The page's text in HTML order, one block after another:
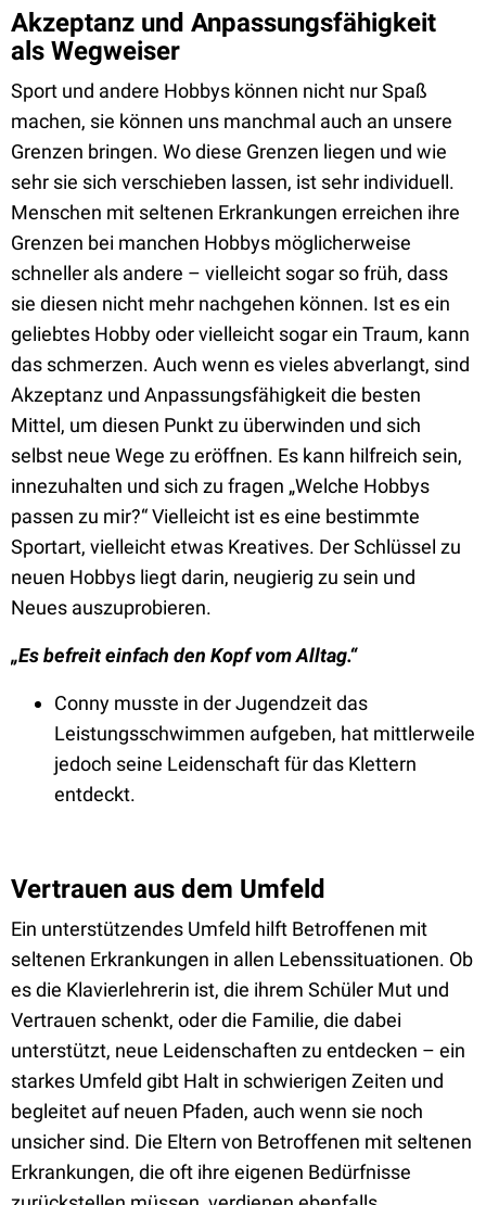
Akzeptanz und Anpassungsfähigkeit
als Wegweiser
Sport und andere Hobbys können nicht nur Spaß
machen, sie können uns manchmal auch an unsere
Grenzen bringen. Wo diese Grenzen liegen und wie
sehr sie sich verschieben lassen, ist sehr individuell.
Menschen mit seltenen Erkrankungen erreichen ihre
Grenzen bei manchen Hobbys möglicherweise
schneller als andere – vielleicht sogar so früh, dass
sie diesen nicht mehr nachgehen können. Ist es ein
geliebtes Hobby oder vielleicht sogar ein Traum, kann
das schmerzen. Auch wenn es vieles abverlangt, sind
Akzeptanz und Anpassungsfähigkeit die besten
Mittel, um diesen Punkt zu überwinden und sich
selbst neue Wege zu eröffnen. Es kann hilfreich sein,
innezuhalten und sich zu fragen „Welche Hobbys
passen zu mir?“ Vielleicht ist es eine bestimmte
Sportart, vielleicht etwas Kreatives. Der Schlüssel zu
neuen Hobbys liegt darin, neugierig zu sein und
Neues auszuprobieren.
„Es befreit einfach den Kopf vom Alltag.“
Conny musste in der Jugendzeit das
Leistungsschwimmen aufgeben, hat mittlerweile
jedoch seine Leidenschaft für das Klettern
entdeckt.
Vertrauen aus dem Umfeld
Ein unterstützendes Umfeld hilft Betroffenen mit
seltenen Erkrankungen in allen Lebenssituationen. Ob
es die Klavierlehrerin ist, die ihrem Schüler Mut und
Vertrauen schenkt, oder die Familie, die dabei
unterstützt, neue Leidenschaften zu entdecken – ein
starkes Umfeld gibt Halt in schwierigen Zeiten und
begleitet auf neuen Pfaden, auch wenn sie noch
unsicher sind. Die Eltern von Betroffenen mit seltenen
Erkrankungen, die oft ihre eigenen Bedürfnisse